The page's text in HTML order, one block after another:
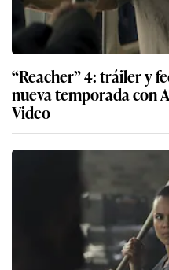
“Reacher” 4: tráiler y
nueva temporada con
Video